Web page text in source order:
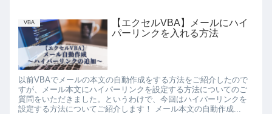
VBA
【エクセルVBA】メールにハイ
パーリンクを入れる方法
以前VBAでメールの本文の自動作成をする方法をご紹介したので
すが、メール本文にハイパーリンクを設定する方法についてのご
質問をいただきました。というわけで、今回はハイパーリンクを
設定する方法についてご紹介します！ メール本文の自動作成...